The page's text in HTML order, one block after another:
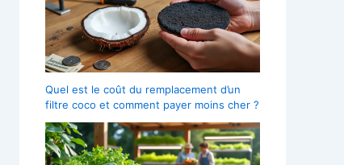
Quel est le coût du remplacement d’un
filtre coco et comment payer moins cher ?